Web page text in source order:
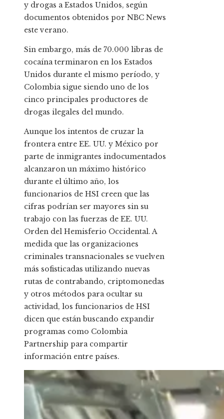
y drogas a Estados Unidos, según
documentos obtenidos por NBC News
este verano.
Sin embargo, más de 70.000 libras de
cocaína terminaron en los Estados
Unidos durante el mismo período, y
Colombia sigue siendo uno de los
cinco principales productores de
drogas ilegales del mundo.
Aunque los intentos de cruzar la
frontera entre EE. UU. y México por
parte de inmigrantes indocumentados
alcanzaron un máximo histórico
durante el último año, los
funcionarios de HSI creen que las
cifras podrían ser mayores sin su
trabajo con las fuerzas de EE. UU.
Orden del Hemisferio Occidental. A
medida que las organizaciones
criminales transnacionales se vuelven
más sofisticadas utilizando nuevas
rutas de contrabando, criptomonedas
y otros métodos para ocultar su
actividad, los funcionarios de HSI
dicen que están buscando expandir
programas como Colombia
Partnership para compartir
información entre países.